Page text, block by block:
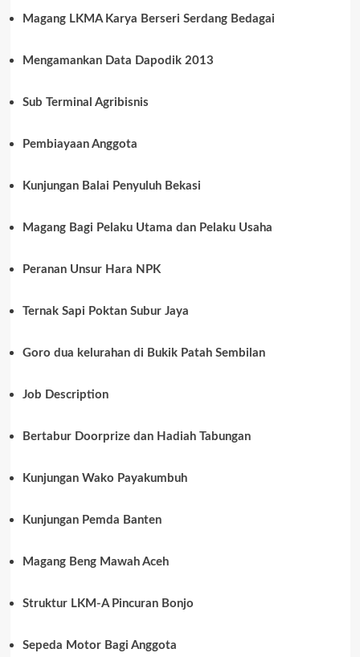
Magang LKMA Karya Berseri Serdang Bedagai
Mengamankan Data Dapodik 2013
Sub Terminal Agribisnis
Pembiayaan Anggota
Kunjungan Balai Penyuluh Bekasi
Magang Bagi Pelaku Utama dan Pelaku Usaha
Peranan Unsur Hara NPK
Ternak Sapi Poktan Subur Jaya
Goro dua kelurahan di Bukik Patah Sembilan
Job Description
Bertabur Doorprize dan Hadiah Tabungan
Kunjungan Wako Payakumbuh
Kunjungan Pemda Banten
Magang Beng Mawah Aceh
Struktur LKM-A Pincuran Bonjo
Sepeda Motor Bagi Anggota